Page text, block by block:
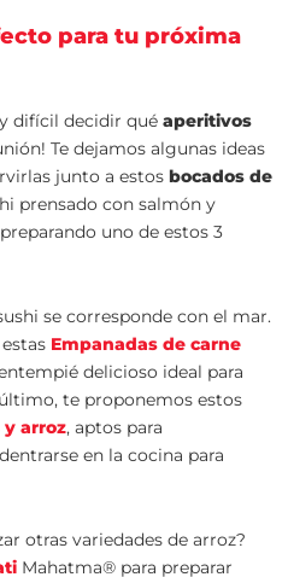
para tu próxima
difícil decidir quéaperitivos
Te dejamos algunas ideas
junto a estosbocados de
prensado con salmón y
uno de estos 3
se corresponde con el mar.
Empanadas de carne
delicioso ideal para
te proponemos estos
arroz, aptos para
en la cocina para
otras variedades de arroz?
Mahatma® para preparar